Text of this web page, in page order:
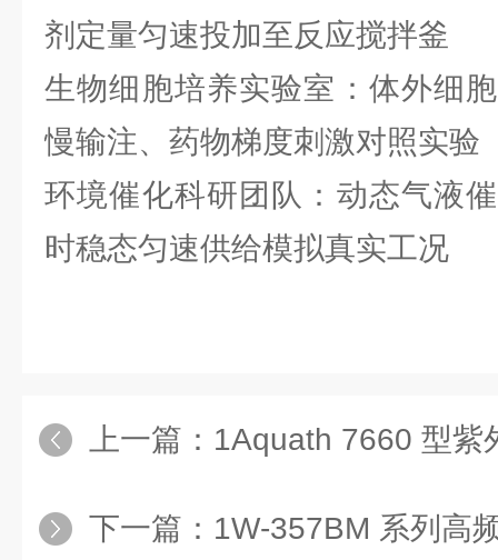
剂定量匀速投加至反应搅拌釜
生物细胞培养实验室：体外细
慢输注、药物梯度刺激对照实验
环境催化科研团队：动态气液
时稳态匀速供给模拟真实工况
上一篇： 1Aquath 7660 型紫
下一篇： 1W‑357BM 系列高